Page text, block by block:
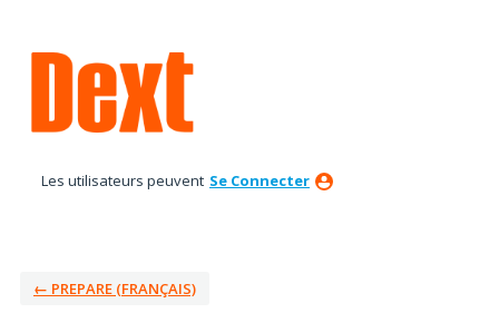
au
contenu
Les utilisateurs peuvent Se Connecter
← PREPARE (FRANÇAIS)